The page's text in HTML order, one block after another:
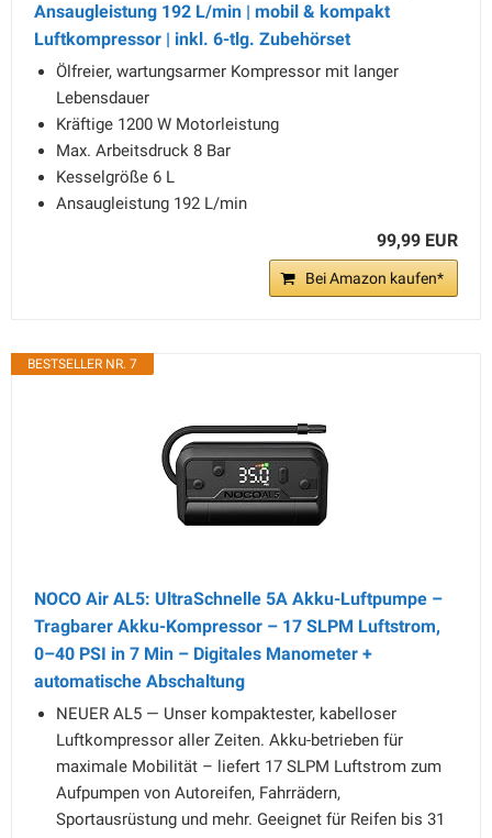
Ansaugleistung 192 L/min | mobil & kompakt
Luftkompressor | inkl. 6-tlg. Zubehörset
Ölfreier, wartungsarmer Kompressor mit langer
Lebensdauer
Kräftige 1200 W Motorleistung
Max. Arbeitsdruck 8 Bar
Kesselgröße 6 L
Ansaugleistung 192 L/min
99,99 EUR
Bei Amazon kaufen*
BESTSELLER NR. 7
NOCO Air AL5: UltraSchnelle 5A Akku-Luftpumpe –
Tragbarer Akku-Kompressor – 17 SLPM Luftstrom,
0–40 PSI in 7 Min – Digitales Manometer +
automatische Abschaltung
NEUER AL5 — Unser kompaktester, kabelloser
Luftkompressor aller Zeiten. Akku-betrieben für
maximale Mobilität – liefert 17 SLPM Luftstrom zum
Aufpumpen von Autoreifen, Fahrrädern,
Sportausrüstung und mehr. Geeignet für Reifen bis 31